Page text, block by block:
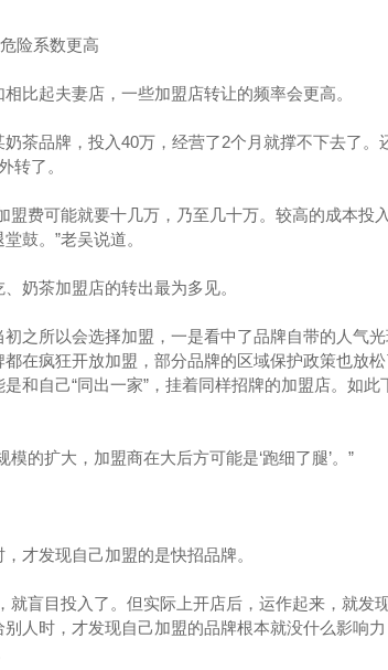
险系数更高
比起夫妻店，一些加盟店转让的频率会更高。
茶品牌，投入40万，经营了2个月就撑不下去了。
转了。
盟费可能就要十几万，乃至几十万。较高的成本投
鼓。”老吴说道。
奶茶加盟店的转出最为多见。
之所以会选择加盟，一是看中了品牌自带的人气光
在疯狂开放加盟，部分品牌的区域保护政策也放松
和自己“同出一家”，挂着同样招牌的加盟店。如此
的扩大，加盟商在大后方可能是‘跑细了腿’。”
才发现自己加盟的是快招品牌。
就盲目投入了。但实际上开店后，运作起来，就发
人时，才发现自己加盟的品牌根本就没什么影响